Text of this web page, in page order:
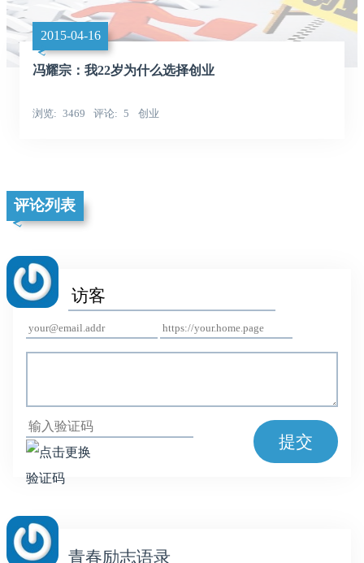
2015-04-16
冯耀宗：我22岁为什么选择创业
浏览 3469 评论 5 创业
评论列表
提交
青春励志语录